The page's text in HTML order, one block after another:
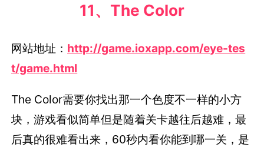
11、The Color
网站地址： http://game.ioxapp.com/eye-tes
t/game.html
The Color需要你找出那一个色度不一样的小方
块，游戏看似简单但是随着关卡越往后越难，最
后真的很难看出来，60秒内看你能到哪一关，是